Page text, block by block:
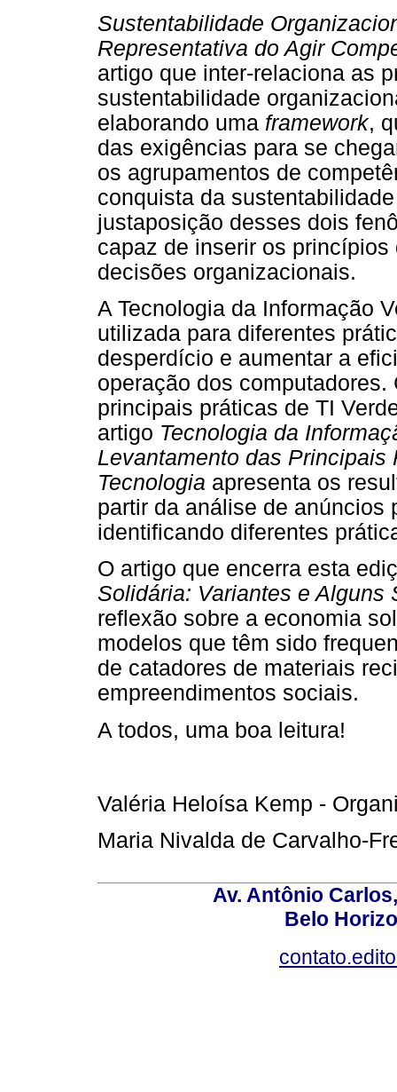
Sustentabilidade
Representativa do Agir
artigo que inter-relaciona as
sustentabilidade
elaborando uma framework,
das exigências para se
os agrupamentos de
conquista da
justaposição desses dois
capaz de inserir os
decisões organizacionais.
A Tecnologia da Informação
utilizada para diferentes
desperdício e aumentar a
operação dos
principais práticas de TI
artigo Tecnologia da
Levantamento das Principais
Tecnologia apresenta os
partir da análise de anúncios
identificando diferentes
O artigo que encerra esta
Solidária: Variantes e Alguns
reflexão sobre a economia
modelos que têm sido
de catadores de materiais
empreendimentos sociais.
A todos, uma boa leitura!
Valéria Heloísa Kemp -
Maria Nivalda de Carvalho-
Av. Antônio
Belo